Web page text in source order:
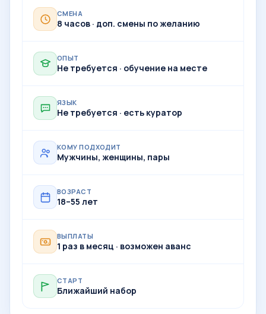
СМЕНА
8 часов · доп. смены по желанию
ОПЫТ
Не требуется · обучение на месте
ЯЗЫК
Не требуется · есть куратор
КОМУ ПОДХОДИТ
Мужчины, женщины, пары
ВОЗРАСТ
18–55 лет
ВЫПЛАТЫ
1 раз в месяц · возможен аванс
СТАРТ
Ближайший набор